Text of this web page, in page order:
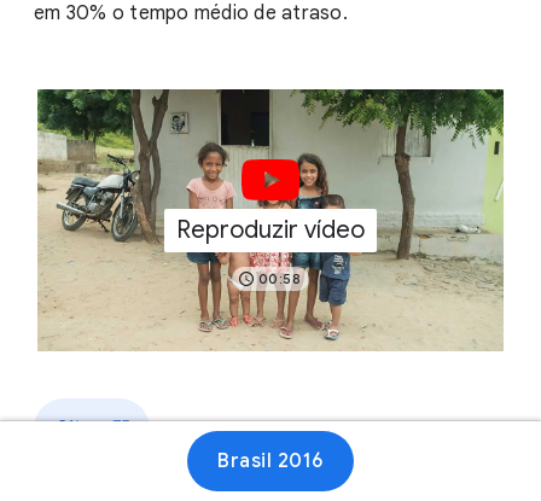
em 30% o tempo médio de atraso.
Reproduzir vídeo
00:58
Site
Brasil 2016